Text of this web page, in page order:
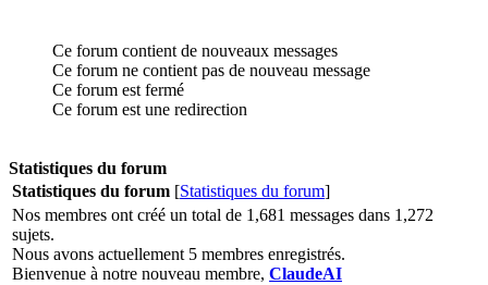
Ce forum contient de nouveaux messages
Ce forum ne contient pas de nouveau message
Ce forum est fermé
Ce forum est une redirection
Statistiques du forum
Statistiques du forum [Statistiques du forum]
Nos membres ont créé un total de 1,681 messages dans 1,272
sujets.
Nous avons actuellement 5 membres enregistrés.
Bienvenue à notre nouveau membre, ClaudeAI